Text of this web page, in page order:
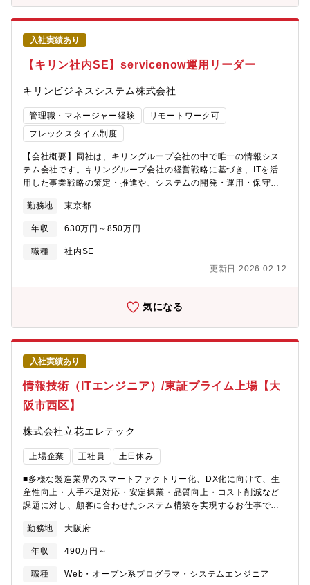
の予約管理システムなど。【配属先情報】・システム部配属（40
名のエンジニアが所属）【魅力】・エンジニアの９割が札幌本社
勤務です。転勤はありません。・当社では、国家資格を持つキャ
リアコンサルタント・産業カウンセラーが常駐しており、キャリ
ア形成やメンタルヘルスなど様々なサポートを実施しています。
国家資格を持つキャリアの専門家が社員の相談・カウンセリング
を実施し、安心して働ける環境を作ります。・入社日に有給休暇
10日間付与あり。・週一テレワーク可／半日有給休暇あり／残業
少なめ／内勤者服装自由【会社の強み】NECのハードウェア販売
代理店として創業した同社は、ハードウェアの納入時に顧客に合
わせたソフトウェアの開発を行い、セットで納入、そのシステム
をパッケージ化して販売することで業績を拡大してきました。特
に流通業・サービス業に強みを持っており、国内最大手の卸会社
や道内の大手ホテル、スーパーなどに同社のソフトウェアが導入
きた販売網がありますので、ソフトウェアの開発依頼も多く、開
して顧客の反応を直に感じることができますので大変やりがいが
システム開発も海外事業まで拡大し、規模が大きくなっています
が、道内でも介護サービス業や首都圏のサービス業のシステムな
入社実績あり
【キリン社内SE】servicenow運用リーダー
キリンビジネスシステム株式会社
管理職・マネージャー経験
リモートワーク可
フレックスタイム制度
【会社概要】同社は、キリングループ会社の中で唯一の情報シス
テム会社です。キリングループ会社の経営戦略に基づき、ITを活
用した事業戦略の策定・推進や、システムの開発・運用・保守な
ループ全体で活用する共通アプリケーション/グループウェアの開
発、運用、保守－グループ全体で活用する共通アプリケーション
の開発、運用、保守および品質向上に向けた対応－グループの事
業課題の解決に向け、キリングループ各社・各部門の担当者との
－AIツールなどを用いた業務改善の検討と実施【担当するシステ
全社で使用しているKirinSqureという社内ポータルです。 キリ
ン固有の要件を実現するためにOOTBの範囲を超えたカスタマイズ
を行っています。【開発環境】 クラウドサービス（SaaS、
PaaS）：ServiceNow、Salesforce クラウドサービス
（IaaS）：AWS、Azure 開発言語：JavaScript、Java、C#、
HTML、CSS、SQL、ShellScript OS(サーバ)：Windows
Server、Linux DBMS：Oracle、SQLServer、PostgreSQL、
MySQL AI：Chat-GPT、Copilot、BubbyAI、miibo、Dify 業
務効率化：PowerAutomate、PowerApps【配属先部署につい
リングループ従業員が全体で活用する「共通アプリケーション」
の開発・運用・保守を通して、KIRINグループ各部門の事業課題の
解決の役割を担っています。また、KIRINグループ全体のデジタル
を活用した業務の自動化の推進の役割も担っています。【アピー
ルポイント】★KIRINグループ全従業員が活用するシステムなの
で、利用者も多くグループ全体の生産性向上への寄与度が大きい
です。★AIなど新技術のPOCや活用、事業への展開がミッション
で、生産性向上や事業価値貢献に繋げられます。★「変化を歓迎
事にしています。★自らが現環境における課題を捉えて対応検討
勤務地 東京都
年収 630万円～850万円
職種
社内SE
更新日 2026.02.12
気になる
入社実績あり
情報技術（ITエンジニア）/東証プライム上場【大
阪市西区】
株式会社立花エレテック
上場企業 正社員 土日休み
■多様な製造業界のスマートファクトリー化、DX化に向けて、生
産性向上・人手不足対応・安定操業・品質向上・コスト削減など
課題に対し、顧客に合わせたシステム構築を実現するお仕事で
車、医薬品、鉄鋼など）の製造現場にて IotやDX化などを担うプ
ロジェクトで、工場を動かすシステムの開発をお任せします。
【具体的な業務内容】・要件定義／基本設計・システム設計・開
発・データベース設計・PLCや設備との連携構築・導入／テスト
勤務地 大阪府
年収 490万円～
職種
Web・オープン系プログラマ・システムエンジニア